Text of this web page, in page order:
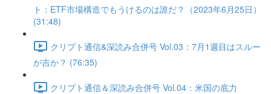
ト：ETF市場構造でもうけるのは誰だ？（2023年6月25日）
(31:48)
クリプト通信&深読み合併号 Vol.03：7月1週目はスルー
が吉か？ (76:35)
クリプト通信＆深読み合併号 Vol.04：米国の底力